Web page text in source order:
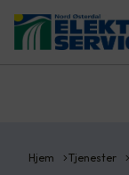
Hjem Tjenester